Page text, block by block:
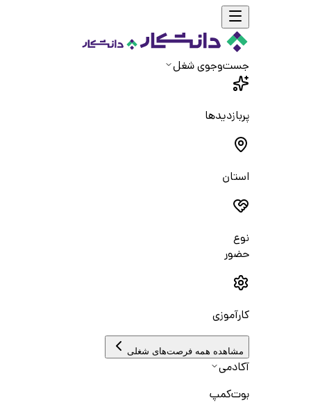
جست‌و‌جوی شغل
پربازدیدها
استان
نوع
حضور
کارآموزی
مشاهده همه فرصت‌های شغلی
آکادمی
بوت‌کمپ